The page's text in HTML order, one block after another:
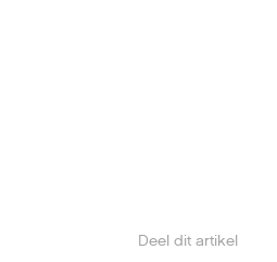
Deel dit artikel